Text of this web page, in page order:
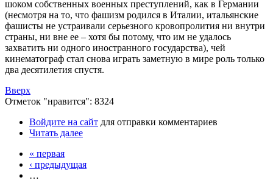
шоком собственных военных преступлений, как в Германии
(несмотря на то, что фашизм родился в Италии, итальянские
фашисты не устраивали серьезного кровопролития ни внутри
страны, ни вне ее – хотя бы потому, что им не удалось
захватить ни одного иностранного государства), чей
кинематограф стал снова играть заметную в мире роль только
два десятилетия спустя.
Вверх
Отметок "нравится": 8324
Войдите на сайт для отправки комментариев
Читать далее
« первая
‹ предыдущая
…